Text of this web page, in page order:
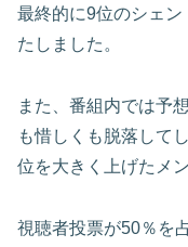
最終的に9位のシェ
たしました。
また、番組内では予
も惜しくも脱落して
位を大きく上げたメ
視聴者投票が50％を